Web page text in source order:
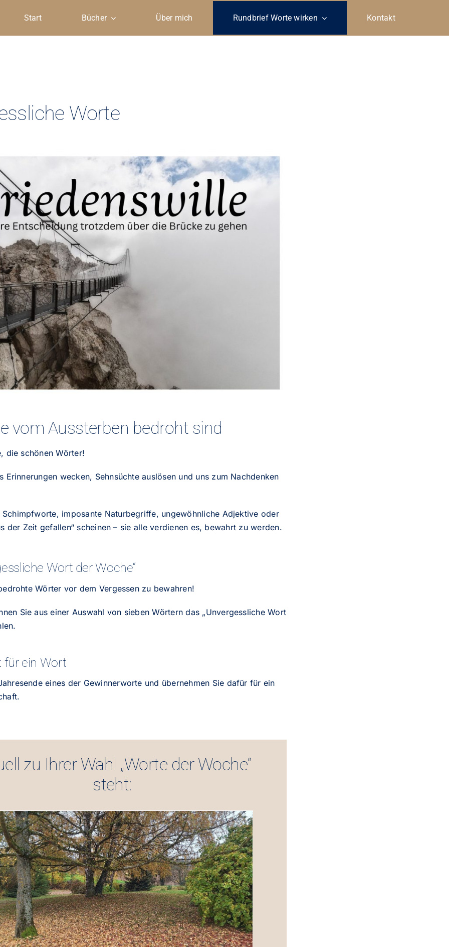
Start Bücher Über mich Rundbrief Worte wirken Kontakt
Worte
vom Aussterben bedroht sind
die schönen Wörter!
Erinnerungen wecken, Sehnsüchte auslösen und uns zum Nachdenken
Schimpfworte, imposante Naturbegriffe, ungewöhnliche Adjektive oder
der Zeit gefallen“ scheinen – sie alle verdienen es, bewahrt zu werden.
Wort der Woche“
Wörter vor dem Vergessen zu bewahren!
Sie aus einer Auswahl von sieben Wörtern das „Unvergessliche Wort
für ein Wort
eines der Gewinnerworte und übernehmen Sie dafür für ein
zu Ihrer Wahl „Worte der Woche“
steht:
Unvergessliche Worte der KW 12